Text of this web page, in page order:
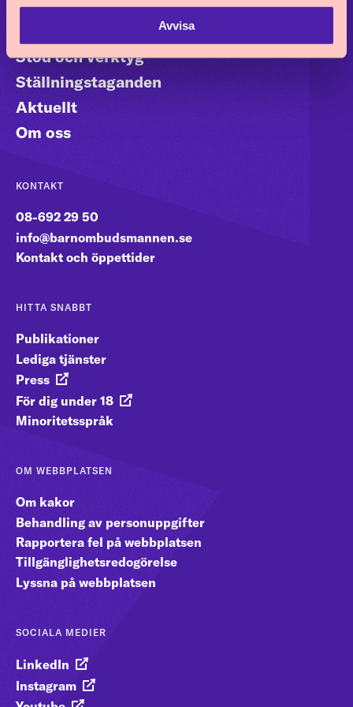
Avvisa
Stöd och verktyg
Ställningstaganden
Aktuellt
Om oss
KONTAKT
08-692 29 50
info@barnombudsmannen.se
Kontakt och öppettider
HITTA SNABBT
Publikationer
Lediga tjänster
Press
För dig under 18
Minoritetsspråk
OM WEBBPLATSEN
Om kakor
Behandling av personuppgifter
Rapportera fel på webbplatsen
Tillgänglighetsredogörelse
Lyssna på webbplatsen
SOCIALA MEDIER
LinkedIn
Instagram